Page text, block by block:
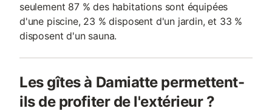
seulement 87 % des habitations sont équipées
d'une piscine, 23 % disposent d'un jardin, et 33 %
disposent d'un sauna.
Les gîtes à Damiatte permettent-
ils de profiter de l'extérieur ?